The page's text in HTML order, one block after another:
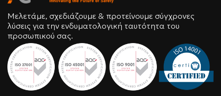
Μελετάμε, σχεδιάζουμε & προτείνουμε σύγχρονες
λύσεις για την ενδυματολογική ταυτότητα του
προσωπικού σας.